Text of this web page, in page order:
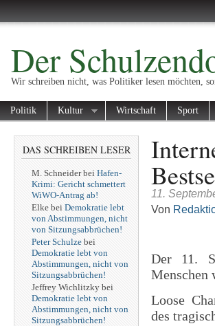
Der
Wir schreiben nicht, was Politiker lesen möchten,
Politik Kultur Wirtschaft Sport
DAS SCHREIBEN LESER
M. Schneiderbei Hafen-
Krimi: Gericht schmettert
WiWO-Antrag ab!
Elke bei Demokratie lebt
von Abstimmungen, nicht
von Sitzungsabbrüchen!
Peter Schulze bei
Demokratie lebt von
Abstimmungen, nicht von
Sitzungsabbrüchen!
Jeffrey Wichlitzky bei
Demokratie lebt von
Abstimmungen, nicht von
Sitzungsabbrüchen!
11.
Von
Der 11.
Menschen
Loose
des